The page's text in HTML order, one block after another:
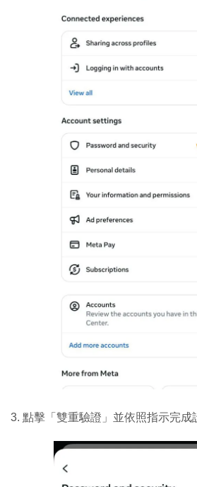
3. 點擊「雙重驗證」並依照指示完成